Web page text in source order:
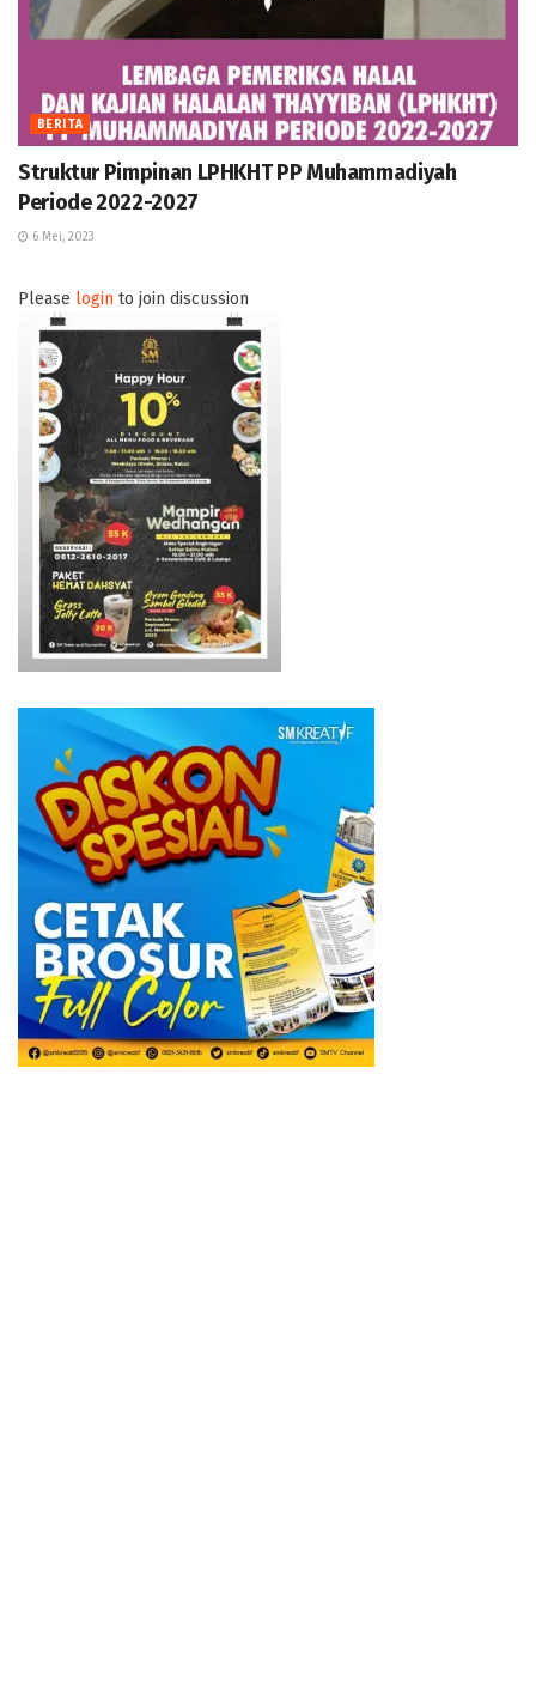
BERITA
Struktur Pimpinan LPHKHT PP Muhammadiyah
Periode 2022-2027
6 Mei, 2023
Please login to join discussion